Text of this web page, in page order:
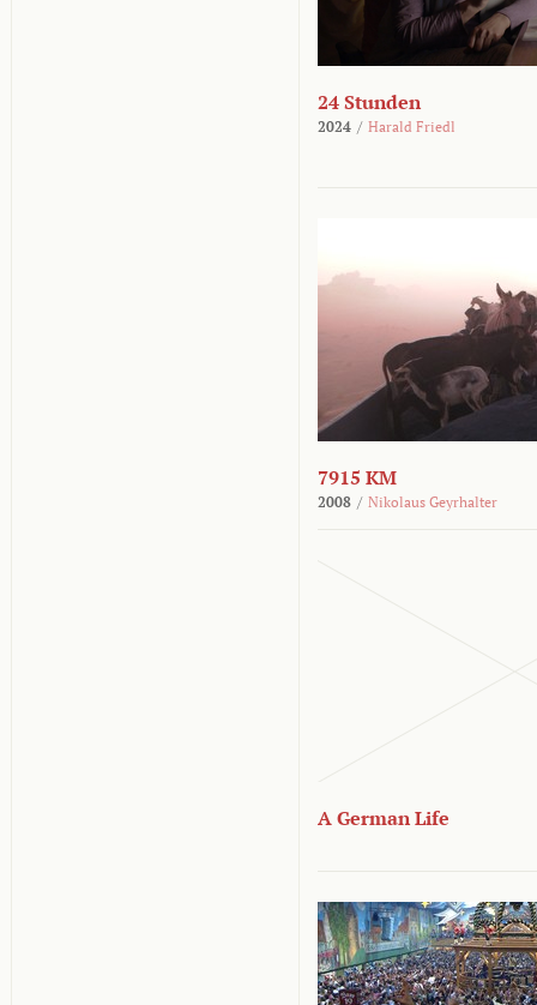
24 Stunden
2024 / Harald Friedl
7915 KM
2008 / Nikolaus Geyrhalter
A German Life